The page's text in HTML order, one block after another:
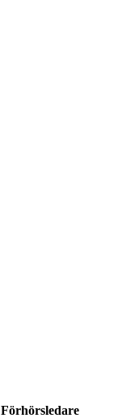
Förhörsledare